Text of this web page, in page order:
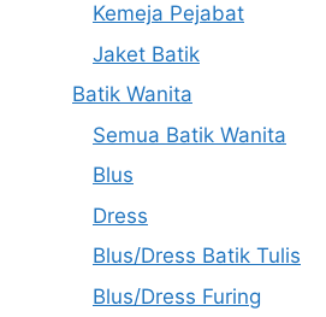
Kemeja Pejabat
Jaket Batik
Batik Wanita
Semua Batik Wanita
Blus
Dress
Blus/Dress Batik Tulis
Blus/Dress Furing